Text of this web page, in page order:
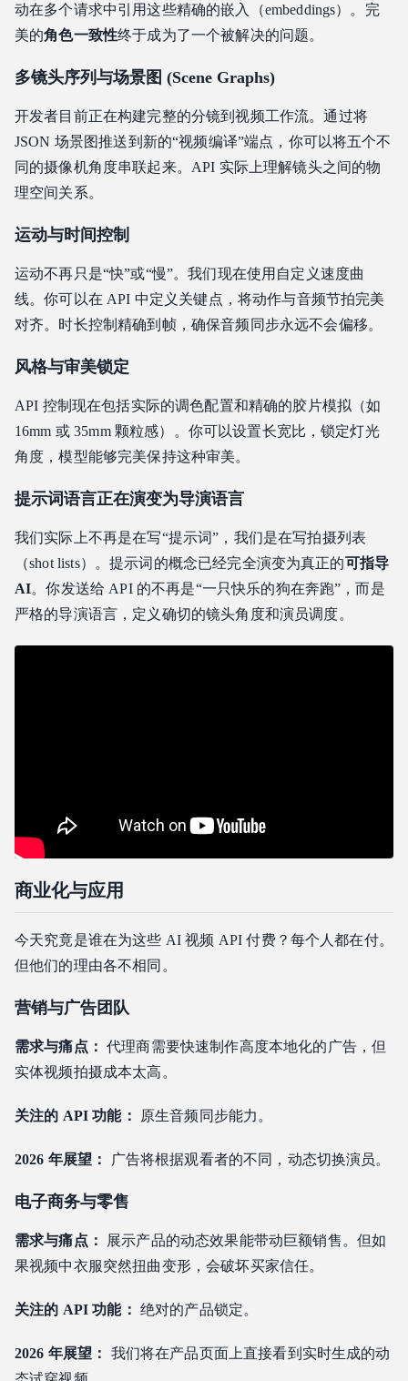
动在多个请求中引用这些精确的嵌入（embeddings）。完
美的角色一致性终于成为了一个被解决的问题。
多镜头序列与场景图 (Scene Graphs)
开发者目前正在构建完整的分镜到视频工作流。通过将
JSON 场景图推送到新的“视频编译”端点，你可以将五个不
同的摄像机角度串联起来。API 实际上理解镜头之间的物
理空间关系。
运动与时间控制
运动不再只是“快”或“慢”。我们现在使用自定义速度曲
线。你可以在 API 中定义关键点，将动作与音频节拍完美
对齐。时长控制精确到帧，确保音频同步永远不会偏移。
风格与审美锁定
API 控制现在包括实际的调色配置和精确的胶片模拟（如
16mm 或 35mm 颗粒感）。你可以设置长宽比，锁定灯光
角度，模型能够完美保持这种审美。
提示词语言正在演变为导演语言
我们实际上不再是在写“提示词”，我们是在写拍摄列表
（shot lists）。提示词的概念已经完全演变为真正的可指导
AI。你发送给 API 的不再是“一只快乐的狗在奔跑”，而是
严格的导演语言，定义确切的镜头角度和演员调度。
商业化与应用
今天究竟是谁在为这些 AI 视频 API 付费？每个人都在付。
但他们的理由各不相同。
营销与广告团队
需求与痛点： 代理商需要快速制作高度本地化的广告，但
实体视频拍摄成本太高。
关注的 API 功能： 原生音频同步能力。
2026 年展望： 广告将根据观看者的不同，动态切换演员。
电子商务与零售
需求与痛点：
展示产品的动态效果能带动巨额销售。但如
果视频中衣服突然扭曲变形，会破坏买家信任。
关注的 API 功能： 绝对的产品锁定。
2026 年展望：
我们将在产品页面上直接看到实时生成的动